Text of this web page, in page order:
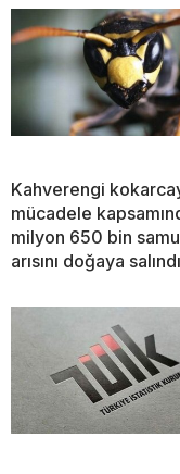
Kahverengi
mücadele
milyon 650 bin
arısını doğaya salındı